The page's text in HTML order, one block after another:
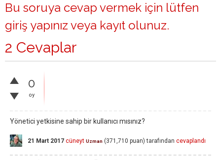
Bu soruya cevap vermek için lütfen
giriş yapınız veya kayıt olunuz.
2 Cevaplar
0
oy
Yönetici yetkisine sahip bir kullanıcı mısınız?
21 Mart 2017 cüneyt Uzman (371,710 puan) tarafından cevaplandı